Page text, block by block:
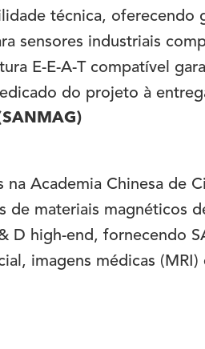
técnica, oferecendo
sensores industriais
E-E-A-T compatível
do projeto à
Academia Chinesa de
de materiais magnéticos
D high-end, fornecendo
imagens médicas (MRI)